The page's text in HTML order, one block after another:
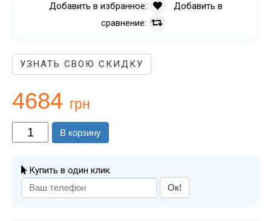
Добавить в избранное:
Добавить в
сравнение:
УЗНАТЬ СВОЮ СКИДКУ
4684 грн
В корзину
Купить в один клик
Ок!